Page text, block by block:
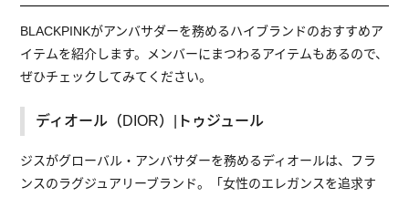
BLACKPINKがアンバサダーを務めるハイブランドのおすすめア
イテムを紹介します。メンバーにまつわるアイテムもあるので、
ぜひチェックしてみてください。
ディオール（DIOR）|トゥジュール
ジスがグローバル・アンバサダーを務めるディオールは、フラ
ンスのラグジュアリーブランド。「女性のエレガンスを追求す